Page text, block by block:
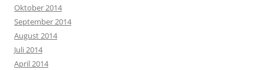
Oktober 2014
September 2014
August 2014
Juli 2014
April 2014